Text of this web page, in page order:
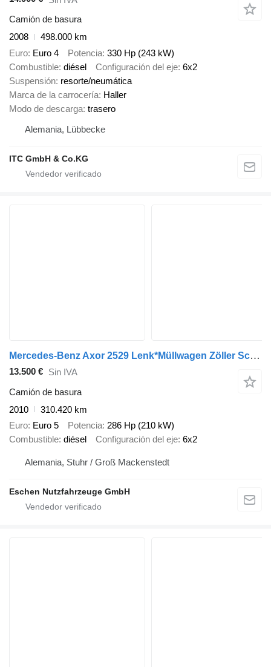
Camión de basura
2008
498.000 km
Euro Euro 4 Potencia 330 Hp (243 kW)
Combustible diésel Configuración del eje 6x2
Suspensión resorte/neumática
Marca de la carrocería Haller
Modo de descarga trasero
Alemania, Lübbecke
ITC GmbH & Co.KG
Mercedes-Benz Axor 2529 Lenk*Müllwagen Zöller Schüttung 3Sitze
13.500 € Sin IVA
Camión de basura
2010
310.420 km
Euro Euro 5 Potencia 286 Hp (210 kW)
Combustible diésel Configuración del eje 6x2
Alemania, Stuhr / Groß Mackenstedt
Eschen Nutzfahrzeuge GmbH